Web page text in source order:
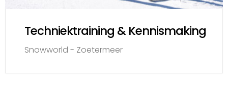
Techniektraining & Kennismaking
Snowworld - Zoetermeer